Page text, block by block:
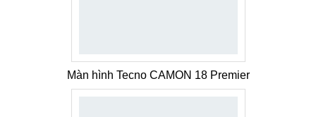
Màn hình Tecno CAMON 18 Premier